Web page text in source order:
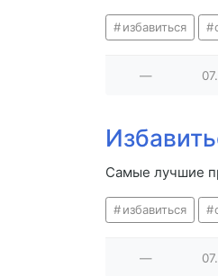
избавиться
—
Самые лучшие
избавиться
—